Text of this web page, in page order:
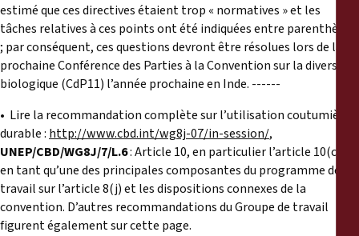
estimé que ces directives étaient trop « normatives » et les
tâches relatives à ces points ont été indiquées entre parenthèses
; par conséquent, ces questions devront être résolues lors de la
prochaine Conférence des Parties à la Convention sur la diversité
biologique (CdP11) l’année prochaine en Inde. ------
• Lire la recommandation complète sur l’utilisation coutumière
durable : http://www.cbd.int/wg8j-07/in-session/,
UNEP/CBD/WG8J/7/L.6: Article 10, en particulier l’article 10(c),
en tant qu’une des principales composantes du programme de
travail sur l’article 8(j) et les dispositions connexes de la
convention. D’autres recommandations du Groupe de travail
figurent également sur cette page.